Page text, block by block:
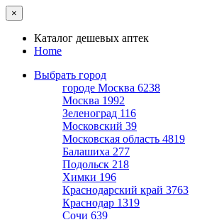
×
Каталог дешевых аптек
Home
Выбрать город
городе Москва 6238
Москва 1992
Зеленоград 116
Московский 39
Московская область 4819
Балашиха 277
Подольск 218
Химки 196
Краснодарский край 3763
Краснодар 1319
Сочи 639